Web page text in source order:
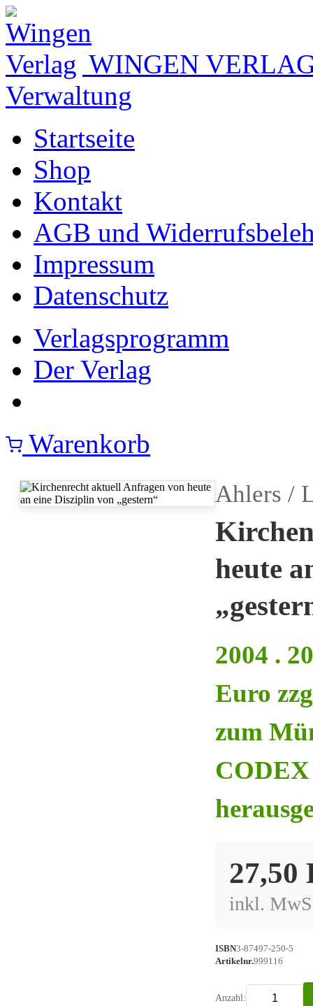
WINGEN
Verwaltung
Startseite
Shop
Kontakt
AGB und
Impressum
Datenschutz
Verlagsprogramm
Der Verlag
Warenkorb
Ahlers /
heute
2004 .
Euro
zum
27,50
inkl.
ISBN3-87497-250-5
Artikelnr.999116
Anzahl: